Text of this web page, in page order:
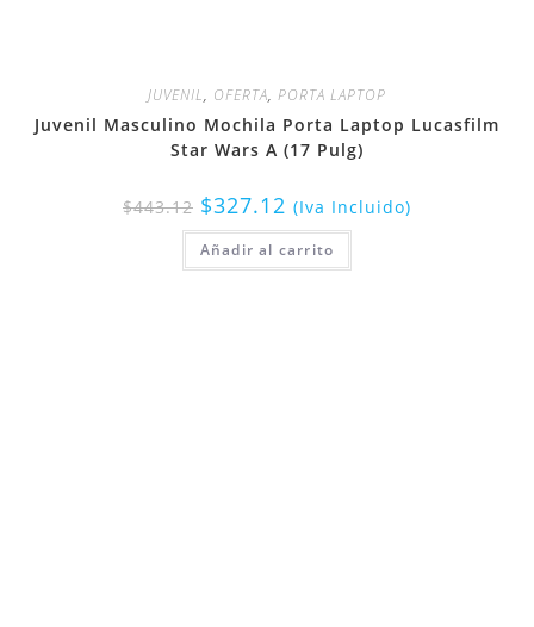
JUVENIL, OFERTA, PORTA LAPTOP
Juvenil Masculino Mochila Porta Laptop Lucasfilm
Star Wars A (17 Pulg)
$443.12 $327.12 (Iva Incluido)
Añadir al carrito